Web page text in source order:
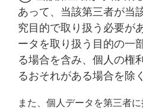
あって、当該第三者が当
究目的で取り扱う必要が
ータを取り扱う目的の一
る場合を含み、個人の権
るおそれがある場合を除
また、個人データを第三者